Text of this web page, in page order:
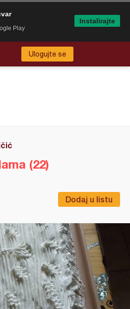
Ulogujte se
Dodaj u listu
(22)
Play
Instalirajte